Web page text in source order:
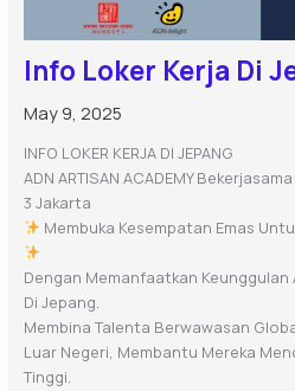
Info Loker Kerja Di
May 9, 2025
INFO LOKER KERJA DI JEPANG
ADN ARTISAN ACADEMY
3 Jakarta
Membuka Kesempatan Emas
Dengan Memanfaatkan Keunggulan
Di Jepang.
Membina Talenta Berwawasan
Luar Negeri, Membantu Mereka
Tinggi.